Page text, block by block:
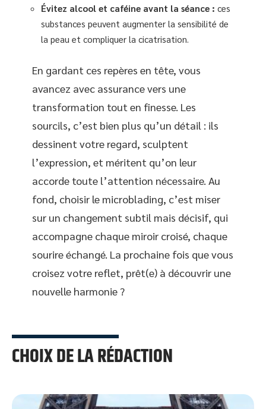
Évitez alcool et caféine avant la séance : ces
substances peuvent augmenter la sensibilité de
la peau et compliquer la cicatrisation.
En gardant ces repères en tête, vous
avancez avec assurance vers une
transformation tout en finesse. Les
sourcils, c’est bien plus qu’un détail : ils
dessinent votre regard, sculptent
l’expression, et méritent qu’on leur
accorde toute l’attention nécessaire. Au
fond, choisir le microblading, c’est miser
sur un changement subtil mais décisif, qui
accompagne chaque miroir croisé, chaque
sourire échangé. La prochaine fois que vous
croisez votre reflet, prêt(e) à découvrir une
nouvelle harmonie ?
CHOIX DE LA RÉDACTION